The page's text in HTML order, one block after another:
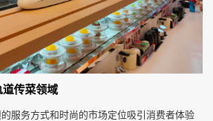
传菜领域
服务方式和时尚的市场定位吸引消费者体验